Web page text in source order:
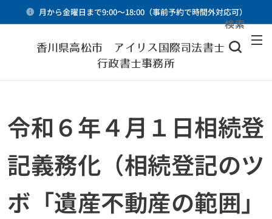
月から金曜日まで9:00～18:00（事前予約で時間外対応可）
香川県高松市 アイリス国際司法書士・
行政書士事務所
検索
令和６年４月１日相続登
記義務化（相続登記のツ
ボ「遺産不動産の範囲」